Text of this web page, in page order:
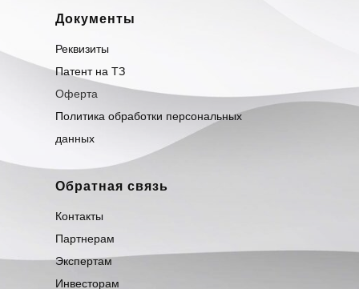
Документы
Реквизиты
Патент на ТЗ
Оферта
Политика обработки персональных
данных
Обратная связь
Контакты
Партнерам
Экспертам
Инвесторам